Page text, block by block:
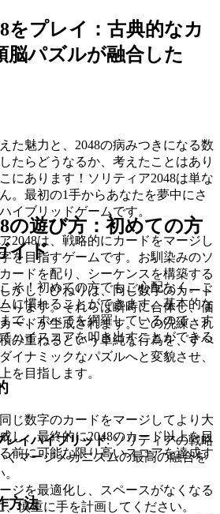
をプレイ：古典的なカ
脳パズルが融合した
た魅力と、2048の病みつきになる数
たらどうなるか、考えたことはあり
にあります！ソリティア2048は単な
。最初の1手からあなたを夢中にさ
イブリッドゲームです。
2048は、戦略的にカードをマージし
を目指すゲームです。お馴染みのソ
ードを配り、シーケンスを構築する
かし、ひねりは、同じ数字のカード
ります。それらは瞬時に合体し、価
ードが生成されます。この洗練され
み重ねるという単純な行為を、すべ
イナミックなパズルへと変貌させ、
を目指します。
レイハイブリッド: ソリティアの戦略
くマージメカニズムの最高の融合を
ジを最適化し、スペースがなくなる
慎重に手を計画してください。
の遊び方：初めての方
イド
そ！初めての方でもご心配なく。こ
に慣れることができます。基本的な
で、すべてを網羅しているので、す
ハイスコアを叩き出すことができる
じ数字のカードをマージしてより大
し、最終的に2048のカード以上を目
前に可能な限り高いスコアを達成す
方法